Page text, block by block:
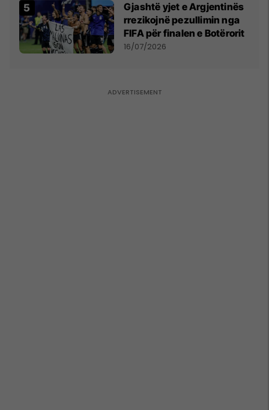
Gjashtë yjet e Argjentinës
rrezikojnë pezullimin nga
FIFA për finalen e Botërorit
16/07/2026